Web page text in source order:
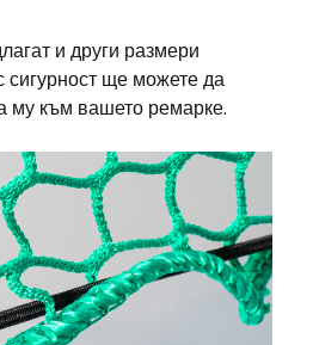
и други размери
ще можете да
му към вашето ремарке.